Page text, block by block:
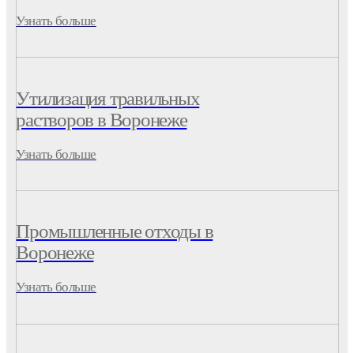
Узнать больше
Утилизация травильных
растворов в Воронеже
Узнать больше
Промышленные отходы в
Воронеже
Узнать больше